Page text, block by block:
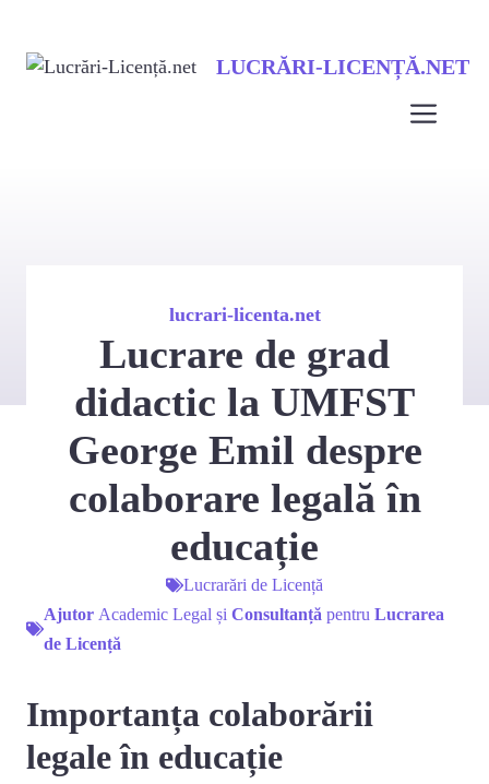
LUCRĂRI-LICENȚĂ.NET
lucrari-licenta.net
Lucrare de grad
didactic la UMFST
George Emil despre
colaborare legală în
educație
Lucrarări de Licență
Ajutor Academic Legal și Consultanță pentru Lucrarea
de Licență
Importanța colaborării
legale în educație